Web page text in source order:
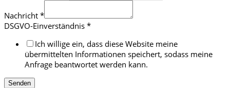
Nachricht *
DSGVO-Einverständnis *
Ich willige ein, dass diese Website meine
übermittelten Informationen speichert, sodass meine
Anfrage beantwortet werden kann.
Senden